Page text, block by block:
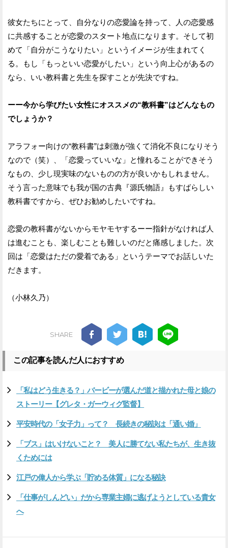
彼女たちにとって、自分なりの恋愛論を持って、人の恋愛感
に共感することが恋愛のスタート地点になります。そして初
めて「自分がこうなりたい」というイメージが生まれてく
る。もし「もっといい恋愛がしたい」という向上心があるの
なら、いい教科書と先生を探すことが先決ですね。
ーー今から学びたい女性にオススメの“教科書”はどんなもの
でしょうか？
アラフォー向けの“教科書”は刺激が強くて消化不良になりそう
なので（笑）、「恋愛っていいな」と憧れることができそう
なもの、少し現実味のないものの方が良いかもしれません。
そう言った意味でも我が国の古典『源氏物語』もすばらしい
教科書ですから、ぜひお勧めしたいですね。
恋愛の教科書がないからモヤモヤするーー指針がなければ人
は進むことも、楽しむことも難しいのだと痛感しました。次
回は「恋愛はただの愛着である」というテーマでお話しいた
だきます。
（小林久乃）
SHARE
この記事を読んだ人におすすめ
「私はどう生きる？」バービーが選んだ道と描かれた母と娘の
ストーリー【グレタ・ガーウィグ監督】
平安時代の「女子力」って？ 長続きの秘訣は「通い婚」
「ブス」はいけないこと？ 美人に勝てない私たちが、生き抜
くためには
江戸の偉人から学ぶ「貯める体質」になる秘訣
「仕事がしんどい」だから専業主婦に逃げようとしている貴女
へ